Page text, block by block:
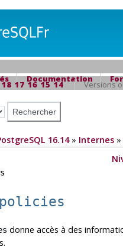
Documentation
18 17 16 15 14 Versions
16.14» Internes»
donne accès à des